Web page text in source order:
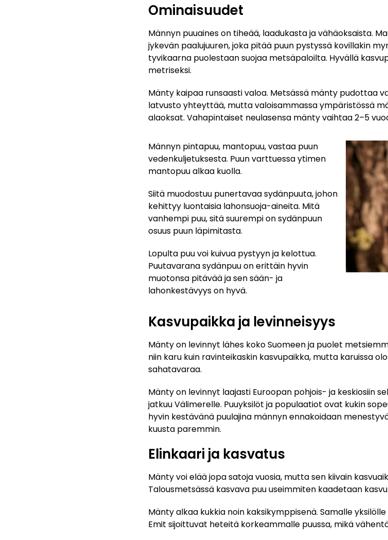
Ominaisuudet
Männyn puuaines on tiheää, laadukasta ja vähäoksaista.
jykevän paalujuuren, joka pitää puun pystyssä kovillakin
tyvikaarna puolestaan suojaa metsäpaloilta. Hyvällä
metriseksi.
Mänty kaipaa runsaasti valoa. Metsässä mänty pudottaa
latvusto yhteyttää, mutta valoisammassa ympäristössä
alaoksat. Vahapintaiset neulasensa mänty vaihtaa 2–5
Männyn pintapuu, mantopuu, vastaa puun
vedenkuljetuksesta. Puun varttuessa ytimen
mantopuu alkaa kuolla.
Siitä muodostuu punertavaa sydänpuuta, johon
kehittyy luontaisia lahonsuoja-aineita. Mitä
vanhempi puu, sitä suurempi on sydänpuun
osuus puun läpimitasta.
Lopulta puu voi kuivua pystyyn ja kelottua.
Puutavarana sydänpuu on erittäin hyvin
muotonsa pitävää ja sen sään- ja
lahonkestävyys on hyvä.
Kasvupaikka ja levinneisyys
Mänty on levinnyt lähes koko Suomeen ja puolet
niin karu kuin ravinteikaskin kasvupaikka, mutta karuissa
sahatavaraa.
Mänty on levinnyt laajasti Euroopan pohjois- ja keskiosiin
jatkuu Välimerelle. Puuyksilöt ja populaatiot ovat kukin
hyvin kestävänä puulajina männyn ennakoidaan
kuusta paremmin.
Elinkaari ja kasvatus
Mänty voi elää jopa satoja vuosia, mutta sen kiivain
Talousmetsässä kasvava puu useimmiten kaadetaan
Mänty alkaa kukkia noin kaksikymppisenä. Samalle
Emit sijoittuvat heteitä korkeammalle puussa, mikä